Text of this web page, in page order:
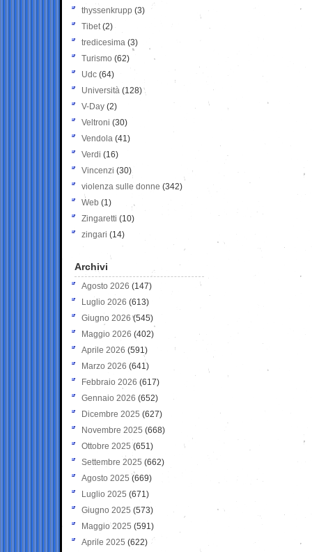
thyssenkrupp (3)
Tibet(2)
tredicesima (3)
Turismo (62)
Udc (64)
Università (128)
V-Day (2)
Veltroni (30)
Vendola (41)
Verdi (16)
Vincenzi (30)
violenza sulle donne (342)
Web (1)
Zingaretti (10)
zingari (14)
Archivi
Agosto 2026 (147)
Luglio 2026 (613)
Giugno 2026 (545)
Maggio 2026 (402)
Aprile 2026 (591)
Marzo 2026 (641)
Febbraio 2026 (617)
Gennaio 2026 (652)
Dicembre 2025 (627)
Novembre 2025 (668)
Ottobre 2025 (651)
Settembre 2025 (662)
Agosto 2025 (669)
Luglio 2025 (671)
Giugno 2025 (573)
Maggio 2025 (591)
Aprile 2025 (622)